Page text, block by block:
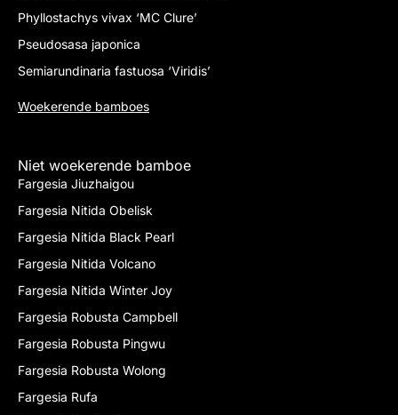
Phyllostachys vivax ‘MC Clure’
Pseudosasa japonica
Semiarundinaria fastuosa ‘Viridis’
Woekerende bamboes
Niet woekerende bamboe
Fargesia Jiuzhaigou
Fargesia Nitida Obelisk
Fargesia Nitida Black Pearl
Fargesia Nitida Volcano
Fargesia Nitida Winter Joy
Fargesia Robusta Campbell
Fargesia Robusta Pingwu
Fargesia Robusta Wolong
Fargesia Rufa